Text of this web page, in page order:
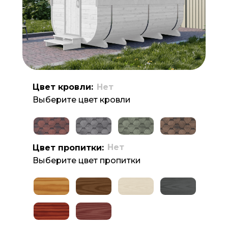
Нет
Нет
Цвет пропитки:
Выберите цвет пропитки
Выберите цвет кровли
Цвет кровли: